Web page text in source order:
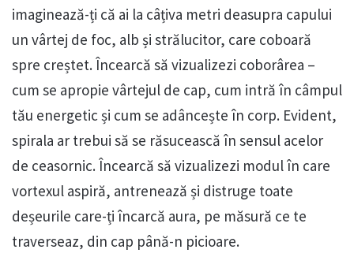
imaginează-ți că ai la câțiva metri deasupra capului
un vârtej de foc, alb și strălucitor, care coboară
spre creștet. Încearcă să vizualizezi coborârea –
cum se apropie vârtejul de cap, cum intră în câmpul
tău energetic și cum se adâncește în corp. Evident,
spirala ar trebui să se răsucească în sensul acelor
de ceasornic. Încearcă să vizualizezi modul în care
vortexul aspiră, antrenează și distruge toate
deșeurile care-ți încarcă aura, pe măsură ce te
traverseaz, din cap până-n picioare.